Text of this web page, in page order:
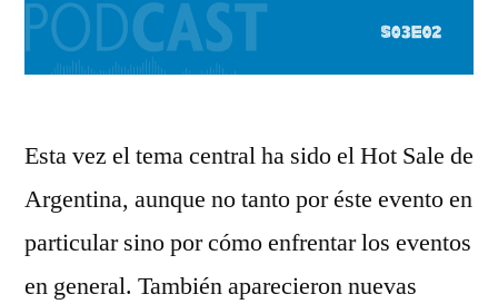
Esta vez el tema central ha sido el Hot Sale de
Argentina, aunque no tanto por éste evento en
particular sino por cómo enfrentar los eventos
en general. También aparecieron nuevas